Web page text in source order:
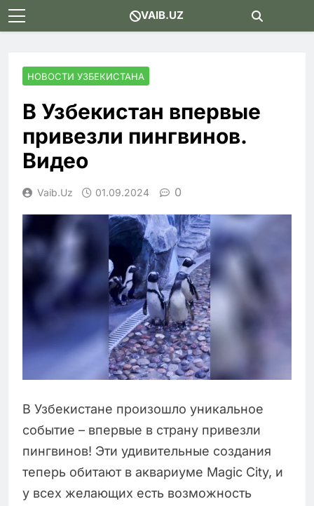
Skip
to
VAIB.UZ
НОВОСТИ УЗБЕКИСТАНА
В Узбекистан впервые
привезли пингвинов.
Видео
Vaib.uz 01.09.2024 0
В Узбекистане произошло уникальное
событие – впервые в страну привезли
пингвинов! Эти удивительные создания
теперь обитают в аквариуме Magic City, и
у всех желающих есть возможность